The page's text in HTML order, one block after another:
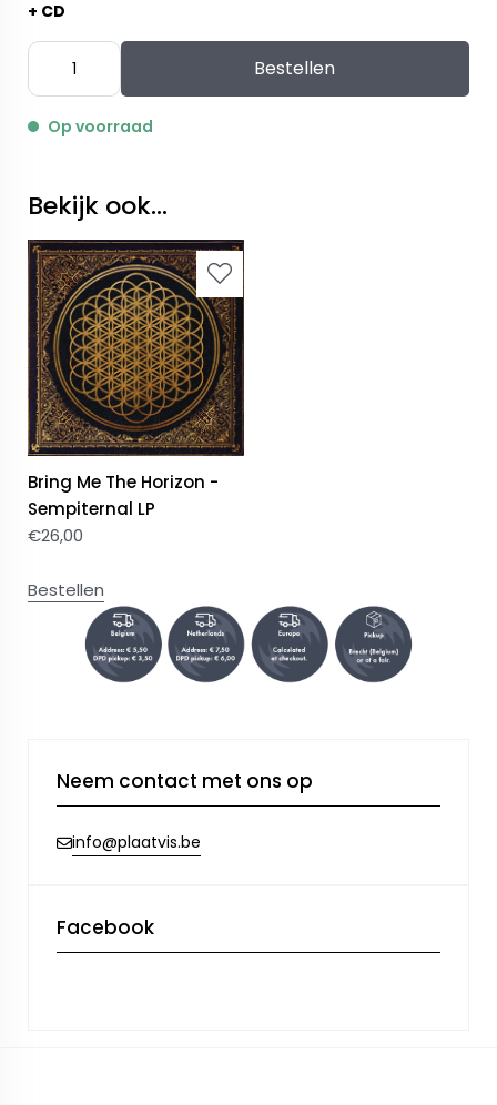
+ CD
Bestellen
Op voorraad
Bekijk ook...
Bring Me The Horizon -
Sempiternal LP
€26,00
Bestellen
Neem contact met ons op
info@plaatvis.be
Facebook